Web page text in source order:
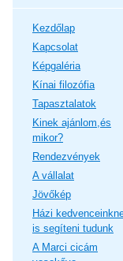
Kezdőlap
Kapcsolat
Képgaléria
Kínai filozófia
Tapasztalatok
Kinek ajánlom,és
mikor?
Rendezvények
A vállalat
Jövőkép
Házi
is segíteni tudunk
A Marci cicám